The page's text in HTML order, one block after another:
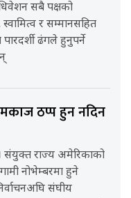
सबै पक्षको
र सम्मानसहित
पारदर्शी ढंगले हुनुपर्ने
ठप्प हुन नदिन
संयुक्त राज्य अमेरिकाको
नोभेम्बरमा हुने
संघीय